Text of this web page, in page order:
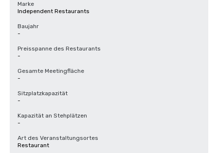
Marke
Independent Restaurants
Baujahr
-
Preisspanne des Restaurants
-
Gesamte Meetingfläche
-
Sitzplatzkapazität
-
Kapazität an Stehplätzen
-
Art des Veranstaltungsortes
Restaurant